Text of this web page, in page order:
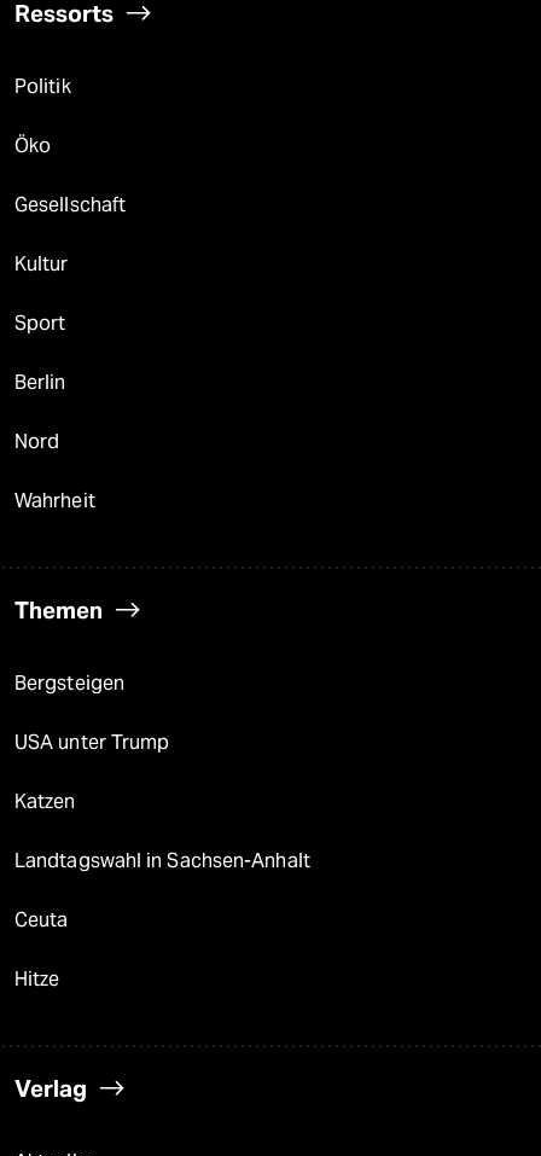
Ressorts
Politik
Öko
Gesellschaft
Kultur
Sport
Berlin
Nord
Wahrheit
Themen
Bergsteigen
USA unter Trump
Katzen
Landtagswahl in Sachsen-Anhalt
Ceuta
Hitze
Verlag